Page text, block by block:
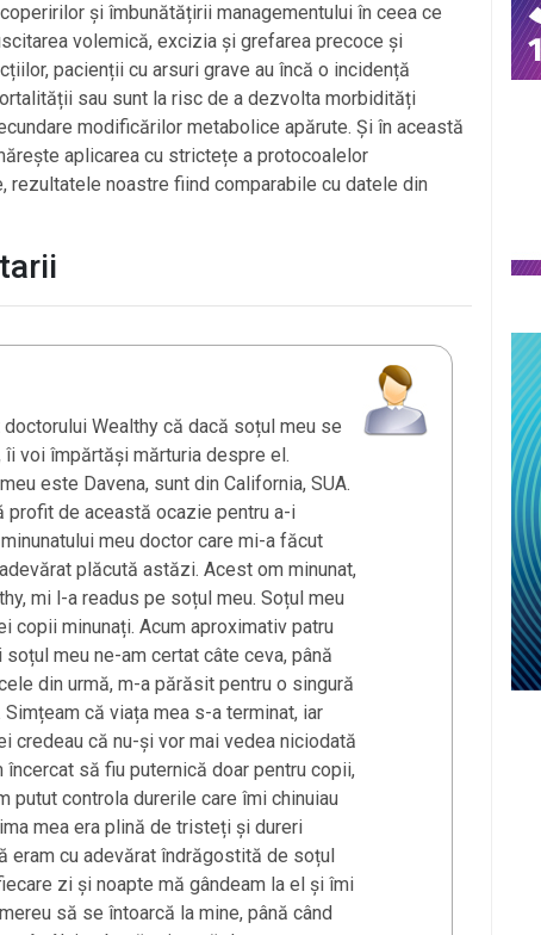
și îmbunătățirii managementului în ceea ce
volemică, excizia și grefarea precoce și
pacienții cu arsuri grave au încă o incidență
sau sunt la risc de a dezvolta morbidități
modificărilor metabolice apărute. Și în această
aplicarea cu strictețe a protocoalelor
rezultatele noastre fiind comparabile cu datele din
doctorului Wealthy că dacă soțul meu se
îi voi împărtăși mărturia despre el.
este Davena, sunt din California, SUA.
profit de această ocazie pentru a-i
meu doctor care mi-a făcut
plăcută astăzi. Acest om minunat,
mi l-a readus pe soțul meu. Soțul meu
copii minunați. Acum aproximativ patru
soțul meu ne-am certat câte ceva, până
din urmă, m-a părăsit pentru o singură
Simțeam că viața mea s-a terminat, iar
credeau că nu-și vor mai vedea niciodată
încercat să fiu puternică doar pentru copii,
putut controla durerile care îmi chinuiau
mea era plină de tristeți și dureri
eram cu adevărat îndrăgostită de soțul
zi și noapte mă gândeam la el și îmi
să se întoarcă la mine, până când